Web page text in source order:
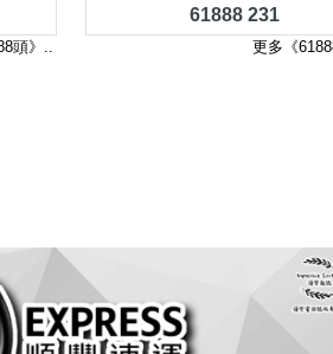
頭》..
61888 231
更多《